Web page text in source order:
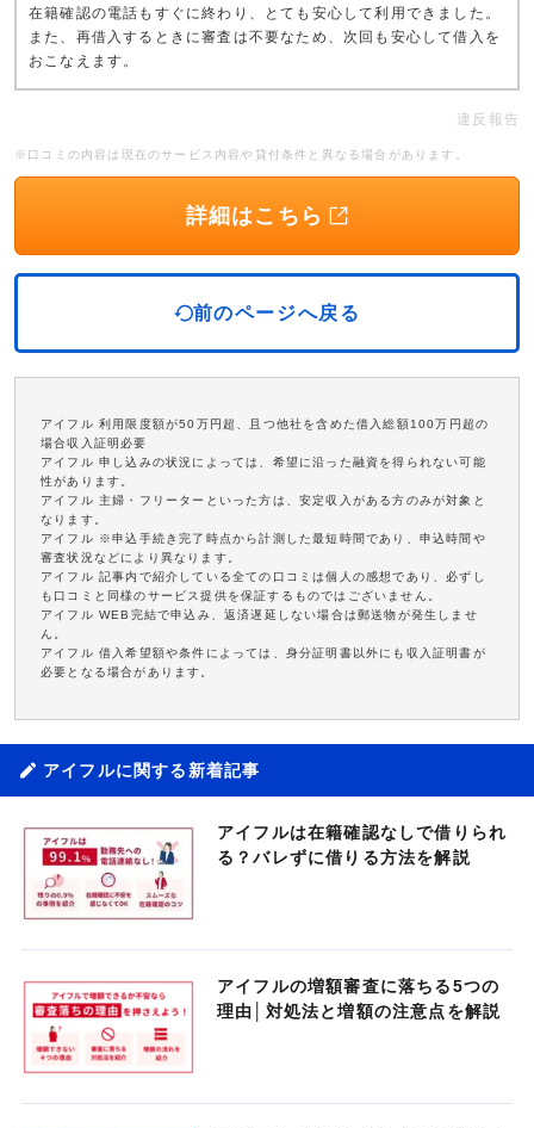
在籍確認の電話もすぐに終わり、とても安心して利用できました。
また、再借入するときに審査は不要なため、次回も安心して借入を
おこなえます。
違反報告
※口コミの内容は現在のサービス内容や貸付条件と異なる場合があります。
詳細はこちら
前のページへ戻る
アイフル 利用限度額が50万円超、且つ他社を含めた借入総額100万円超の
場合収入証明必要
アイフル 申し込みの状況によっては、希望に沿った融資を得られない可能
性があります。
アイフル 主婦・フリーターといった方は、安定収入がある方のみが対象と
なります。
アイフル ※申込手続き完了時点から計測した最短時間であり、申込時間や
審査状況などにより異なります。
アイフル 記事内で紹介している全ての口コミは個人の感想であり、必ずし
も口コミと同様のサービス提供を保証するものではございません。
アイフル WEB完結で申込み、返済遅延しない場合は郵送物が発生しませ
ん。
アイフル 借入希望額や条件によっては、身分証明書以外にも収入証明書が
必要となる場合があります。
アイフルに関する新着記事
アイフルは在籍確認なしで借りられ
る？バレずに借りる方法を解説
アイフルの増額審査に落ちる5つの
理由│対処法と増額の注意点を解説